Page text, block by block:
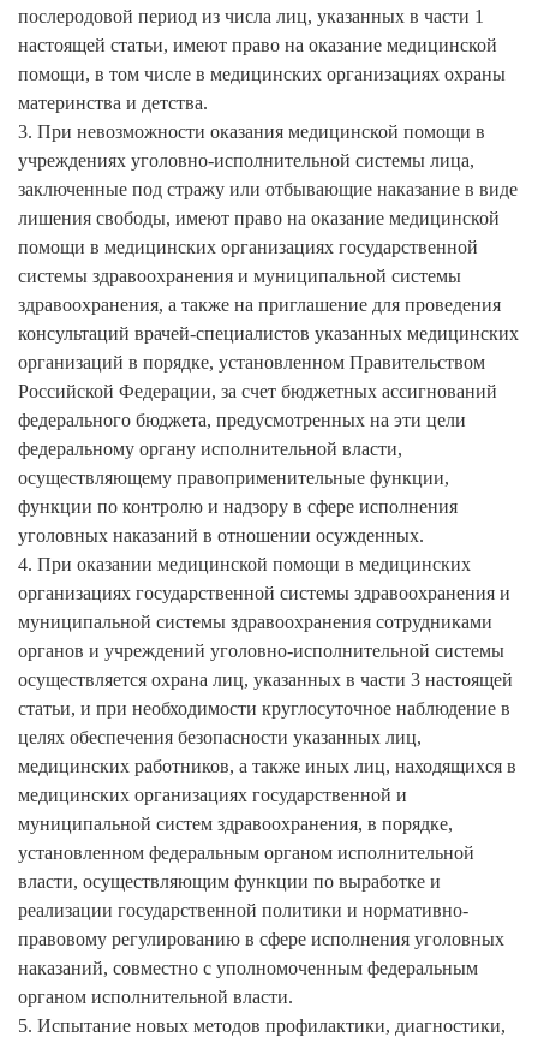
послеродовой период из числа лиц, указанных в части 1
настоящей статьи, имеют право на оказание медицинской
помощи, в том числе в медицинских организациях охраны
материнства и детства.
3. При невозможности оказания медицинской помощи в
учреждениях уголовно-исполнительной системы лица,
заключенные под стражу или отбывающие наказание в виде
лишения свободы, имеют право на оказание медицинской
помощи в медицинских организациях государственной
системы здравоохранения и муниципальной системы
здравоохранения, а также на приглашение для проведения
консультаций врачей-специалистов указанных медицинских
организаций в порядке, установленном Правительством
Российской Федерации, за счет бюджетных ассигнований
федерального бюджета, предусмотренных на эти цели
федеральному органу исполнительной власти,
осуществляющему правоприменительные функции,
функции по контролю и надзору в сфере исполнения
уголовных наказаний в отношении осужденных.
4. При оказании медицинской помощи в медицинских
организациях государственной системы здравоохранения и
муниципальной системы здравоохранения сотрудниками
органов и учреждений уголовно-исполнительной системы
осуществляется охрана лиц, указанных в части 3 настоящей
статьи, и при необходимости круглосуточное наблюдение в
целях обеспечения безопасности указанных лиц,
медицинских работников, а также иных лиц, находящихся в
медицинских организациях государственной и
муниципальной систем здравоохранения, в порядке,
установленном федеральным органом исполнительной
власти, осуществляющим функции по выработке и
реализации государственной политики и нормативно-
правовому регулированию в сфере исполнения уголовных
наказаний, совместно с уполномоченным федеральным
органом исполнительной власти.
5. Испытание новых методов профилактики, диагностики,